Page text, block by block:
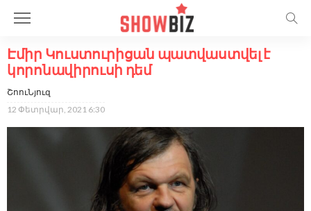
Էմիր Կուստուրիցան պատվաստվել է
կորոնավիրուսի դեմ
ՇոուՆյուզ
12 Փետրվար, 2021 6:30